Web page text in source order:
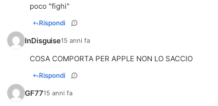
poco "fighi"
Rispondi
InDisguise15 anni fa
COSA COMPORTA PER APPLE NON LO SACCIO
Rispondi
GF7715 anni fa